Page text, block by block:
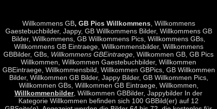
Willkommens GB, GB Pics Willkommens, Willkommens
Gaestebuchbilder, Jappy, GB Willkommens Bilder, Willkommens GB
Bilder, Willkommens, GB Willkommens Pics, Willkommens GBs,
Willkommens GB Eintraege, Willkommensbilder, Willkommens
GBBilder, GBs, Willkommens GBEintraege , Willkommen GB, GB Pics
Willkommen, Willkommen Gaestebuchbilder, Willkommen
GBEintraege, Willkommensbild, Willkommen GBPics, GB Willkommen
Bilder, Willkommen GB Bilder, Jappy Bilder, GB Willkommen Pics,
Willkommen GBs, Willkommen GB Eintraege, Willkommen,
Willkommenbilder, Willkommen GBBilder, Jappybilder In der
Kategorie Willkommen befinden sich 100 GBBild(er) auf 12